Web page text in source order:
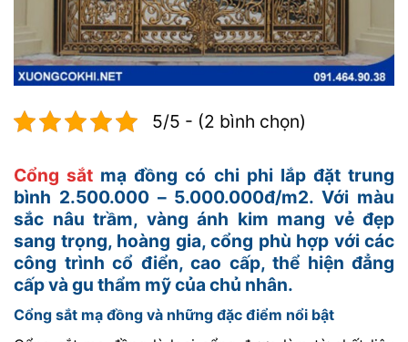
5/5 - (2 bình chọn)
Cổng sắt mạ đồng có chi phi lắp đặt trung
bình 2.500.000 – 5.000.000đ/m2. Với màu
sắc nâu trầm, vàng ánh kim mang vẻ đẹp
sang trọng, hoàng gia, cổng phù hợp với các
công trình cổ điển, cao cấp, thể hiện đẳng
cấp và gu thẩm mỹ của chủ nhân.
Cổng sắt mạ đồng và những đặc điểm nổi bật